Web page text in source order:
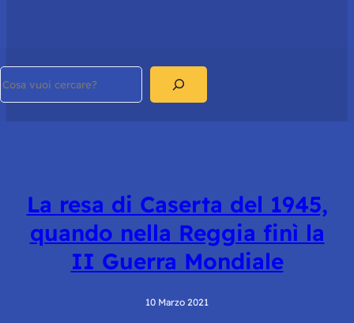
La resa di Caserta del 1945,
quando nella Reggia finì la
II Guerra Mondiale
10 Marzo 2021